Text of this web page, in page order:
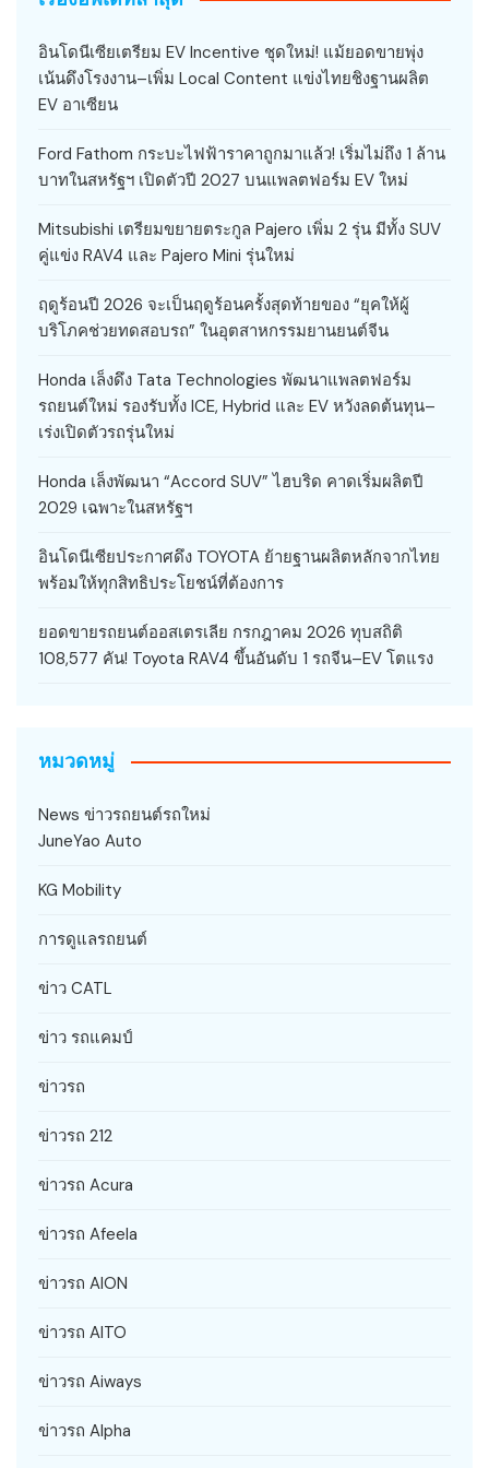
อินโดนีเซียเตรียม EV Incentive ชุดใหม่! แม้ยอดขายพุ่ง
เน้นดึงโรงงาน–เพิ่ม Local Content แข่งไทยชิงฐานผลิต
EV อาเซียน
Ford Fathom กระบะไฟฟ้าราคาถูกมาแล้ว! เริ่มไม่ถึง 1 ล้าน
บาทในสหรัฐฯ เปิดตัวปี 2027 บนแพลตฟอร์ม EV ใหม่
Mitsubishi เตรียมขยายตระกูล Pajero เพิ่ม 2 รุ่น มีทั้ง SUV
คู่แข่ง RAV4 และ Pajero Mini รุ่นใหม่
ฤดูร้อนปี 2026 จะเป็นฤดูร้อนครั้งสุดท้ายของ “ยุคให้ผู้
บริโภคช่วยทดสอบรถ” ในอุตสาหกรรมยานยนต์จีน
Honda เล็งดึง Tata Technologies พัฒนาแพลตฟอร์ม
รถยนต์ใหม่ รองรับทั้ง ICE, Hybrid และ EV หวังลดต้นทุน–
เร่งเปิดตัวรถรุ่นใหม่
Honda เล็งพัฒนา “Accord SUV” ไฮบริด คาดเริ่มผลิตปี
2029 เฉพาะในสหรัฐฯ
อินโดนีเซียประกาศดึง TOYOTA ย้ายฐานผลิตหลักจากไทย
พร้อมให้ทุกสิทธิประโยชน์ที่ต้องการ
ยอดขายรถยนต์ออสเตรเลีย กรกฎาคม 2026 ทุบสถิติ
108,577 คัน! Toyota RAV4 ขึ้นอันดับ 1 รถจีน–EV โตแรง
หมวดหมู่
News ข่าวรถยนต์รถใหม่
JuneYao Auto
KG Mobility
การดูแลรถยนต์
ข่าว CATL
ข่าว รถแคมป์
ข่าวรถ
ข่าวรถ 212
ข่าวรถ Acura
ข่าวรถ Afeela
ข่าวรถ AION
ข่าวรถ AITO
ข่าวรถ Aiways
ข่าวรถ Alpha